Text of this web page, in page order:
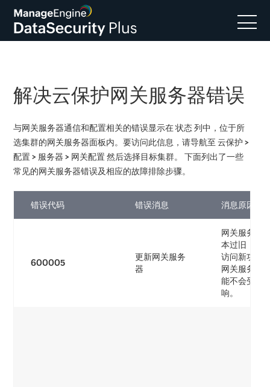
解决云保护网关服务器错误
与网关服务器通信和配置相关的错误显示在状态列中，位于所
选集群的网关服务器面板内。要访问此信息，请导航至云保护 >
配置 > 服务器 > 网关配置然后选择目标集群。
下面列出了一些
常见的网关服务器错误及相应的故障排除步骤。
错误代码 错误消息 消息原因
600005
更新网关服务
器
网关服务器
本过旧，阻
访问新功能
网关服务器
能不会受到
响。